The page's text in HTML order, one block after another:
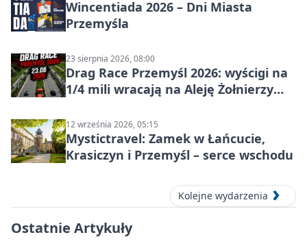
Wincentiada 2026 – Dni Miasta
Przemyśla
23 sierpnia 2026, 08:00
Drag Race Przemyśl 2026: wyścigi na
1/4 mili wracają na Aleję Żołnierzy
12 września 2026, 05:15
Mystictravel: Zamek w Łańcucie,
Krasiczyn i Przemyśl – serce wschodu
Kolejne wydarzenia
Ostatnie Artykuły